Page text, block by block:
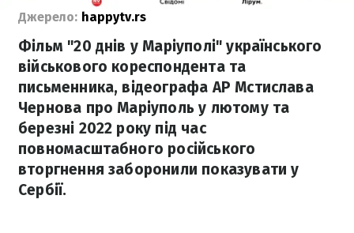
Джерело: happytv.rs
Фільм "20 днів у Маріуполі" українського
військового кореспондента та
письменника, відеографа AP Мстислава
Чернова про Маріуполь у лютому та
березні 2022 року під час
повномасштабного російського
вторгнення заборонили показувати у
Сербії.